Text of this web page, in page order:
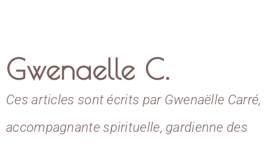
Gwenaelle C.
Ces articles sont écrits par Gwenaëlle Carré,
accompagnante spirituelle, gardienne des